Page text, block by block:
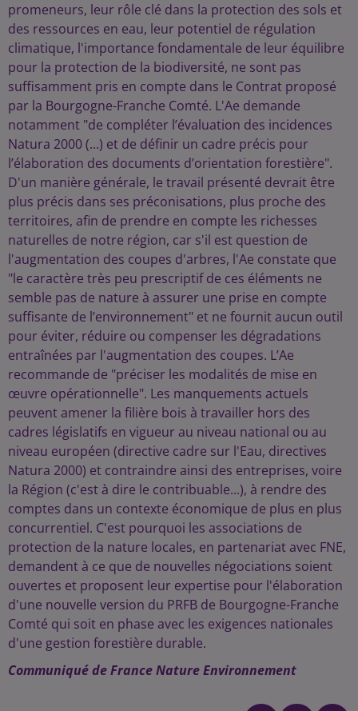
promeneurs, leur rôle clé dans la protection des sols et
des ressources en eau, leur potentiel de régulation
climatique, l'importance fondamentale de leur équilibre
pour la protection de la biodiversité, ne sont pas
suffisamment pris en compte dans le Contrat proposé
par la Bourgogne-Franche Comté. L'Ae demande
notamment "de compléter l’évaluation des incidences
Natura 2000 (...) et de définir un cadre précis pour
l’élaboration des documents d’orientation forestière".
D'un manière générale, le travail présenté devrait être
plus précis dans ses préconisations, plus proche des
territoires, afin de prendre en compte les richesses
naturelles de notre région, car s'il est question de
l'augmentation des coupes d'arbres, l'Ae constate que
"le caractère très peu prescriptif de ces éléments ne
semble pas de nature à assurer une prise en compte
suffisante de l’environnement" et ne fournit aucun outil
pour éviter, réduire ou compenser les dégradations
entraînées par l'augmentation des coupes. L’Ae
recommande de "préciser les modalités de mise en
œuvre opérationnelle". Les manquements actuels
peuvent amener la filière bois à travailler hors des
cadres législatifs en vigueur au niveau national ou au
niveau européen (directive cadre sur l'Eau, directives
Natura 2000) et contraindre ainsi des entreprises, voire
la Région (c'est à dire le contribuable...), à rendre des
comptes dans un contexte économique de plus en plus
concurrentiel. C'est pourquoi les associations de
protection de la nature locales, en partenariat avec FNE,
demandent à ce que de nouvelles négociations soient
ouvertes et proposent leur expertise pour l'élaboration
d'une nouvelle version du PRFB de Bourgogne-Franche
Comté qui soit en phase avec les exigences nationales
d'une gestion forestière durable.
Communiqué de France Nature Environnement